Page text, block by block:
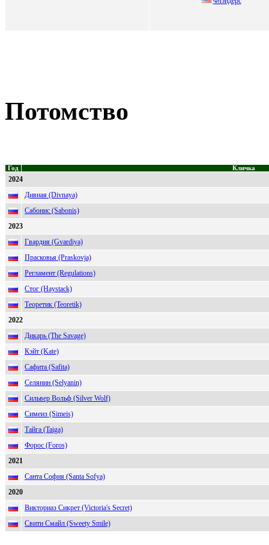
Потомство
Год Кличка
2024
Дивная (Divnaya)
Сабонис (Sabonis)
2023
Гвардия (Gvardiya)
Прасковья (Praskovja)
Регламент (Regulations)
Стог (Haystack)
Теоретик (Teoretik)
2022
Дикарь (The Savage)
Кэйт (Kate)
Сафита (Safita)
Селянин (Selyanin)
Сильвер Вольф (Silver Wolf)
Симеиз (Simeis)
Тайга (Taiga)
Форос (Foros)
2021
Санта София (Santa Sofya)
2020
Викториаз Сикрет (Victoria's Secret)
Свити Смайл (Sweety Smile)